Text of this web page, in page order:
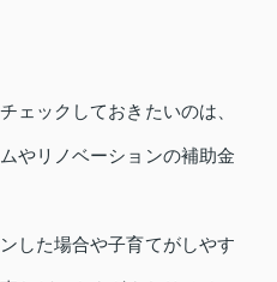
ェックしておきたいのは、
やリノベーションの補助金
した場合や子育てがしやす